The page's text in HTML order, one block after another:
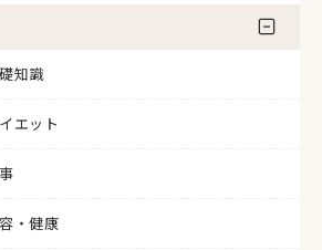
知識
エット
・健康